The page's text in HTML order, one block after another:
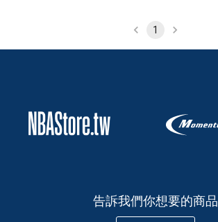
1
告訴我們你想要的商品